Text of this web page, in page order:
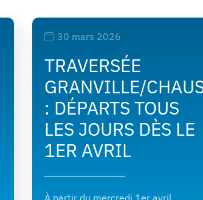
30 mars 2026
TRAVERSÉE
GRANVILLE/
: DÉPARTS TOUS
LES JOURS DÈS LE
1ER AVRIL
À partir du mercredi 1er avril,